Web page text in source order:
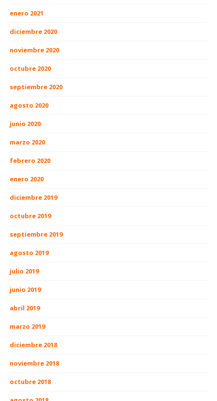
enero 2021
diciembre 2020
noviembre 2020
octubre 2020
septiembre 2020
agosto 2020
junio 2020
marzo 2020
febrero 2020
enero 2020
diciembre 2019
octubre 2019
septiembre 2019
agosto 2019
julio 2019
junio 2019
abril 2019
marzo 2019
diciembre 2018
noviembre 2018
octubre 2018